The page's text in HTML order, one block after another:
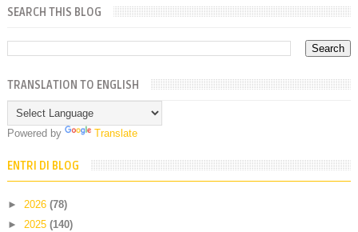
SEARCH THIS BLOG
TRANSLATION TO ENGLISH
Powered by Translate
ENTRI DI BLOG
► 2026 (78)
► 2025 (140)